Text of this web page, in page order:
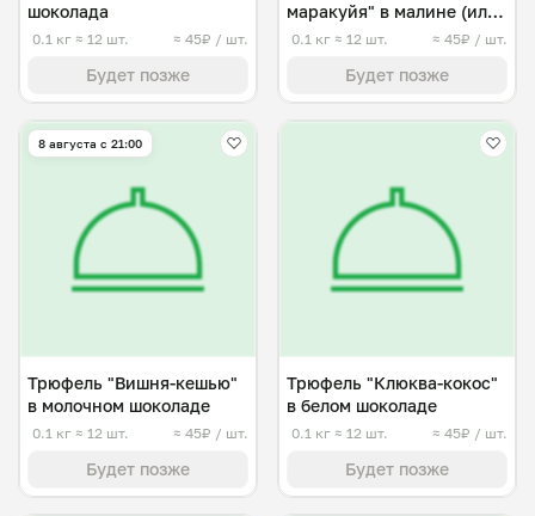
шоколада
0.1 кг ≈ 12 шт. ≈ 45₽ / шт.
Будет позже
маракуйя" в малине (или
клубнике)
0.1 кг ≈ 12 шт. ≈ 45₽ / шт.
Будет позже
8 августа с 21:00
Трюфель "Вишня-кешью"
в молочном шоколаде
0.1 кг ≈ 12 шт. ≈ 45₽ / шт.
Будет позже
Трюфель "Клюква-кокос"
в белом шоколаде
0.1 кг ≈ 12 шт. ≈ 45₽ / шт.
Будет позже